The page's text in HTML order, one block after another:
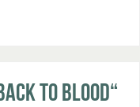
to Blood“